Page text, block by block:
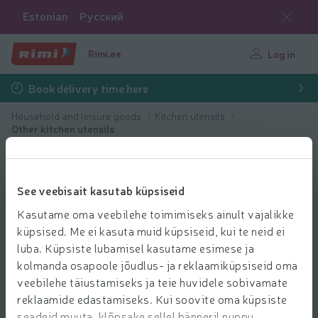
See veebisait kasutab küpsiseid
Kasutame oma veebilehe toimimiseks ainult vajalikke
küpsised. Me ei kasuta muid küpsiseid, kui te neid ei
luba. Küpsiste lubamisel kasutame esimese ja
kolmanda osapoole jõudlus- ja reklaamiküpsiseid oma
veebilehe täiustamiseks ja teie huvidele sobivamate
reklaamide edastamiseks. Kui soovite oma küpsiste
Estonian Русский
Rimi.ee Log in
Book delivery time here
Household and leisure goods
Kitchen utensils
Other kitchen utensils